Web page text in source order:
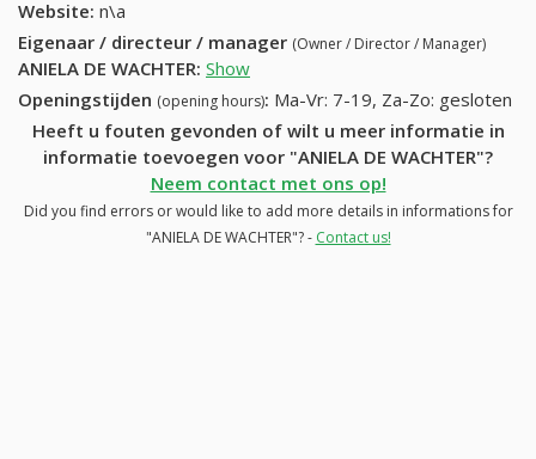
Website: n\a
Eigenaar / directeur / manager (Owner / Director / Manager)
ANIELA DE WACHTER: Show
Openingstijden (opening hours): Ma-Vr: 7-19, Za-Zo: gesloten
Heeft u fouten gevonden of wilt u meer informatie in
informatie toevoegen voor "ANIELA DE WACHTER"?
Neem contact met ons op!
Did you find errors or would like to add more details in informations for
"ANIELA DE WACHTER"? - Contact us!